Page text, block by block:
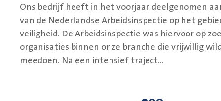
Ons bedrijf heeft in het voorjaar deelgenomen
van de Nederlandse Arbeidsinspectie op het
veiligheid. De Arbeidsinspectie was hiervoor op
organisaties binnen onze branche die vrijwillig
meedoen. Na een intensief traject...